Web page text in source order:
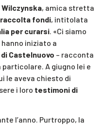
, amica stretta
raccolta fondi, intitolata
per curarsi. «Ci siamo
iniziato a
Castelnuovo – racconta
particolare. A giugno lei e
le aveva chiesto di
i loro testimoni di
l’anno. Purtroppo, la